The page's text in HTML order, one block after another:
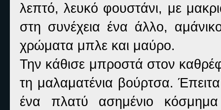
λεπτό, λευκό φουστάνι, με
στη συνέχεια ένα άλλο,
χρώματα μπλε και μαύρο.
Την κάθισε μπροστά στον
τη μαλαματένια βούρτσα.
ένα πλατύ ασημένιο